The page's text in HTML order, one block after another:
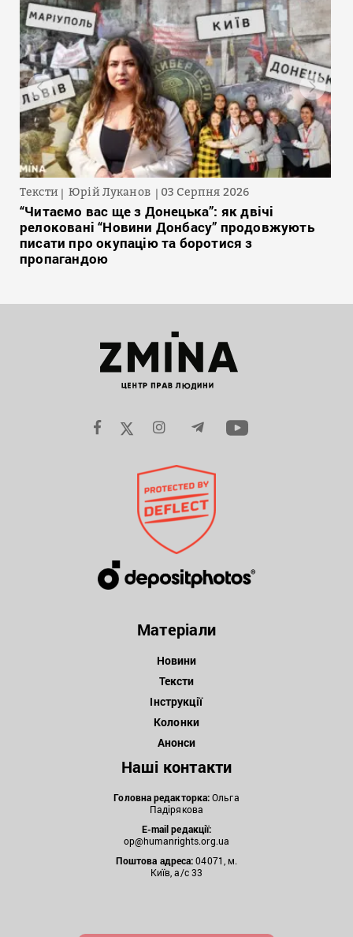
Тексти Юрій Луканов 03 Серпня 2026
“Читаємо вас ще з Донецька”: як двічі
релоковані “Новини Донбасу” продовжують
писати про окупацію та боротися з
пропагандою
Матеріали
Новини
Тексти
Інструкції
Колонки
Анонси
Наші контакти
Головна редакторка:Ольга
Падірякова
E-mail редакції:
op@humanrights.org.ua
Поштова адреса:04071, м.
Київ, а/с 33